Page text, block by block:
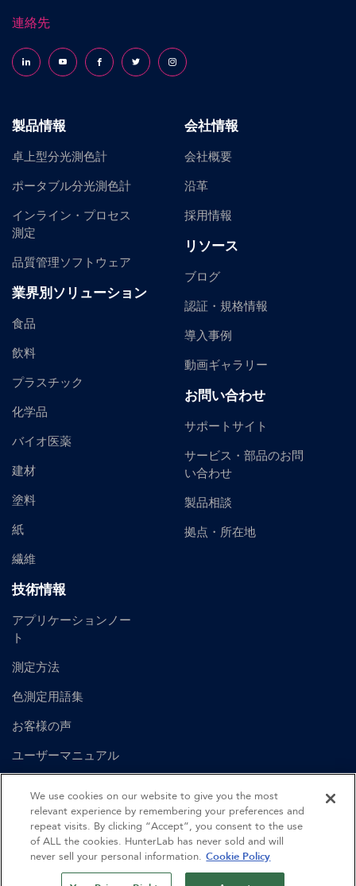
連絡先
Follow us on LinkedInFollow us on YouTubeFollow us on Facebook
Follow us on X (formerly Twitter)
Follow us on Instagram
製品情報
卓上型分光測色計
ポータブル分光測色計
インライン・プロセス
測定
品質管理ソフトウェア
業界別ソリューション
食品
飲料
プラスチック
化学品
バイオ医薬
建材
塗料
紙
繊維
技術情報
アプリケーションノー
ト
測定方法
色測定用語集
お客様の声
ユーザーマニュアル
会社情報
会社概要
沿革
採用情報
リソース
ブログ
認証・規格情報
導入事例
動画ギャラリー
お問い合わせ
サポートサイト
サービス・部品のお問
い合わせ
製品相談
拠点・所在地
English Spanish British English German
©2026Hunter Associates Laboratory, Inc.
We use cookies on our website to give you the most
relevant experience by remembering your preferences and
repeat visits. By clicking “Accept”, you consent to the use
of ALL the cookies. HunterLab has never sold and will
never sell your personal information. Cookie Policy